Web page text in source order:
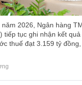
2026, Ngân hàng
tiếp tục ghi nhận kết
thuế đạt 3.159 tỷ